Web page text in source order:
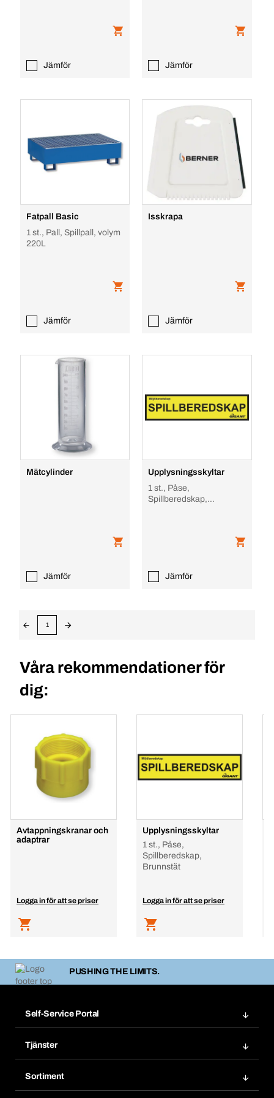
Jämför Jämför
Fatpall Basic
1 st., Pall, Spillpall, volym
220L
Jämför
Isskrapa
Jämför
Mätcylinder
Jämför
Upplysningsskyltar
1 st., Påse,
Spillberedskap,
Jämför
1
Våra rekommendationer för
dig:
Avtappningskranar och
adaptrar
Logga in för att se priser
Upplysningsskyltar
1 st., Påse,
Spillberedskap,
Brunnstät
Logga in för att se priser
PUSHING THE LIMITS.
Self-Service Portal
Mina produkter
Prenumeration
Tjänster
Sortiment